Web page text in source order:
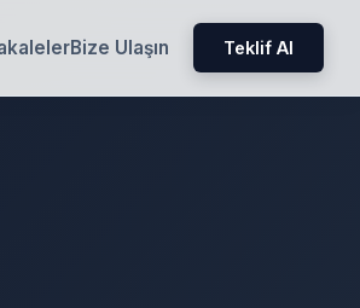
Bize Ulaşın Teklif Al